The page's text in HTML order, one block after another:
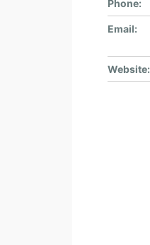
Phone:
Email:
Website: